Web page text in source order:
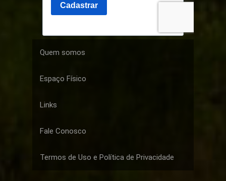
Quem somos
Espaço Físico
Links
Fale Conosco
Termos de Uso e Política de Privacidade